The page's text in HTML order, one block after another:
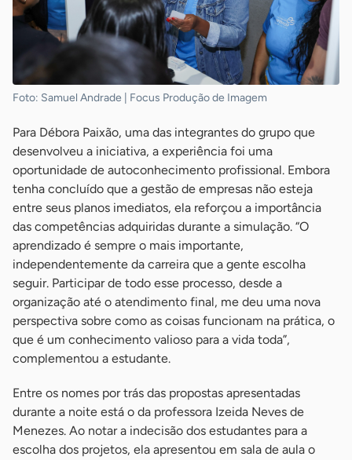
Foto: Samuel Andrade | Focus Produção de Imagem
Para Débora Paixão, uma das integrantes do grupo que
desenvolveu a iniciativa, a experiência foi uma
oportunidade de autoconhecimento profissional. Embora
tenha concluído que a gestão de empresas não esteja
entre seus planos imediatos, ela reforçou a importância
das competências adquiridas durante a simulação. “O
aprendizado é sempre o mais importante,
independentemente da carreira que a gente escolha
seguir. Participar de todo esse processo, desde a
organização até o atendimento final, me deu uma nova
perspectiva sobre como as coisas funcionam na prática, o
que é um conhecimento valioso para a vida toda”,
complementou a estudante.
Entre os nomes por trás das propostas apresentadas
durante a noite está o da professora Izeida Neves de
Menezes. Ao notar a indecisão dos estudantes para a
escolha dos projetos, ela apresentou em sala de aula o